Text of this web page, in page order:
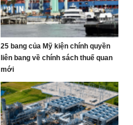
25 bang của Mỹ kiện chính quyền
liên bang về chính sách thuế quan
mới